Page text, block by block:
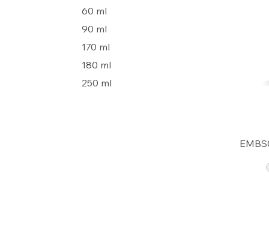
60 ml
90 ml
170 ml
180 ml
250 ml